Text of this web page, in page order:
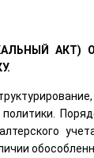
АКТ)